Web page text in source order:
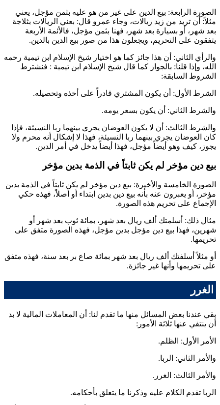
الصورة الرابعة: بيع الدين على غير من هو عليه بثمن مؤجل، يعني
مثلاً: أن تريد من زيد ريالات، وجاء عمرو قال: بعني الريالات بثلاجة
بعد شهر، أو بسيارة بعد شهر، فهنا بثمن مؤجل، فالأئمة الأربعة
يتفقون على التحريم، ويجعلون هذا من صور بيع الدين بالدين.
والرأي الثاني: أن هذا جائز كما هو اختيار شيخ الإسلام ابن تيمية رحمه
الله، وإذا قلنا: بالجواز كما قال شيخ الإسلام ابن تيمية : فنشترط
الشروط السابقة:
الشرط الأول: أن يكون المشتري قادراً على أخذه وتحصيله.
والشرط الثاني: أن يكون بسعر يومه.
والشرط الثالث: أن لا يكون العوضان يجري بينهما ربا النسيئة، فإذا
كان العوضان يجري بينهما ربا النسيئة، فهذا لا إشكال أنه محرم ولا
يجوز، كيف وهو أيضاً مؤجل، فهذا أيضاً يدخل في أمر الدين.
بيع دين مؤخر لم يكن ثابتاً في الذمة بدين مؤخر
الصورة الخامسة والأخيرة: بيع دين مؤخر لم يكن ثابتاً في الذمة بدين
مؤخر، أو يعبرون عنه بأنه بيع دين بدين ابتداء أو أصلاً، فهذه حكي
الإجماع على تحريم هذه الصورة.
مثال ذلك: أسلمتك ألف ريال بعد شهر، بمائة ثوب بعد شهر أو
شهرين، فهذا بيع دين مؤجل بدين مؤجل، فهذه الصورة متفق على
تحريمها.
أو مثلاً أسلفتك ألف ريال بعد شهر بمائة صاع بر بعد سنة، فهذه متفق
على تحريمها وأنها غير جائزة.
الغرر
بقي عندنا بعض المسائل منها ما تقدم لنا: أن المعاملات المالية لا بد
أن ينتفي عنها ثلاثة الأمور:
الأمر الأول: الظلم.
والأمر الثاني: الربا.
والأمر الثالث: الغرر.
الربا تقدم الكلام عليه وذكرنا ما يتعلق بأحكامه.